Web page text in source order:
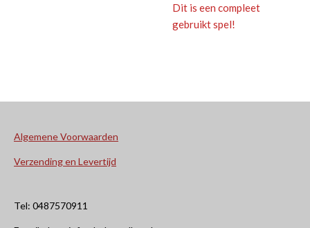
Dit is een compleet
gebruikt spel!
Algemene Voorwaarden
Verzending en Levertijd
Tel: 0487570911